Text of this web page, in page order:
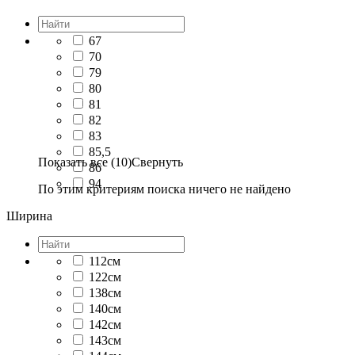
67
70
79
80
81
82
83
85,5
86
94
Показать все (10)Свернуть
По этим критериям поиска ничего не найдено
Ширина
112см
122см
138см
140см
142см
143см